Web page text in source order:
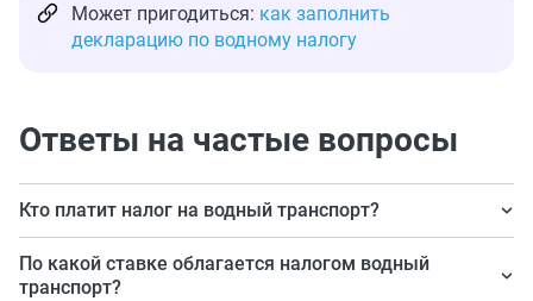
Может пригодиться: как заполнить
декларацию по водному налогу
Ответы на частые вопросы
Кто платит налог на водный транспорт?
Организации, которые владеют ТС. Например, лодкой,
катером, яхтой, водным мотоциклом, буксируемым
По какой ставке облагается налогом водный
транспорт?